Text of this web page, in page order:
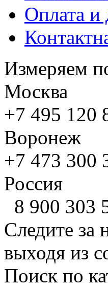
Оплата и
Измеряем
Москва
+7 495 120
Воронеж
+7 473 300
Россия
8 900 303
Следите за
выходя из
Поиск по